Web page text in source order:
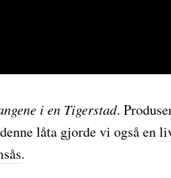
i en Tigerstad.
låta gjorde vi også en
.